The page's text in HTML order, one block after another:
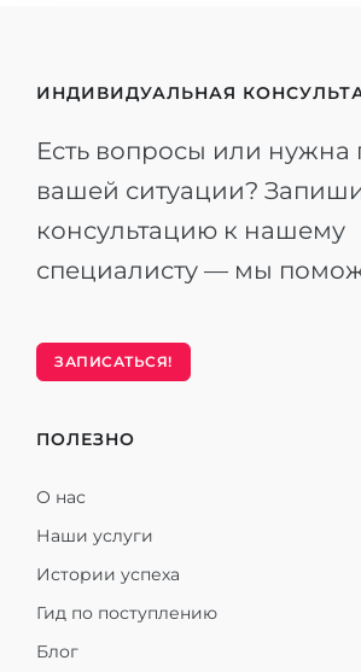
ИНДИВИДУАЛЬНАЯ
Есть вопросы или
вашей ситуации?
консультацию к нашему
специалисту — мы
ЗАПИСАТЬСЯ!
ПОЛЕЗНО
О нас
Наши услуги
Истории успеха
Гид по поступлению
Блог